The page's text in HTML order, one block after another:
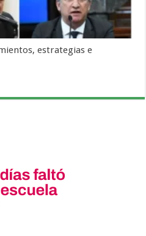
estrategias e